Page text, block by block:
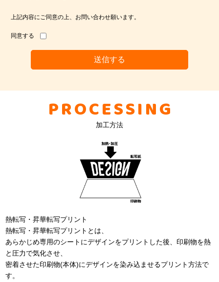
上記内容にご同意の上、お問い合わせ願います。
同意する
PROCESSING
加工方法
熱転写・昇華転写プリント
熱転写・昇華転写プリントとは、
あらかじめ専用のシートにデザインをプリントした後、印刷物を熱
と圧力で気化させ、
密着させた印刷物(本体)にデザインを染み込ませるプリント方法で
す。